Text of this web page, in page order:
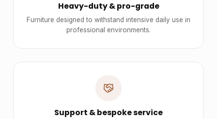
Heavy-duty & pro-grade
Furniture designed to withstand intensive daily use in
professional environments.
Support & bespoke service